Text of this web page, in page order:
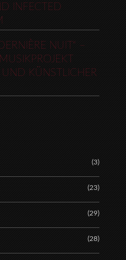
INFECTED
NUIT“ –
KÜNSTLICHER
(3)
(23)
(29)
(28)